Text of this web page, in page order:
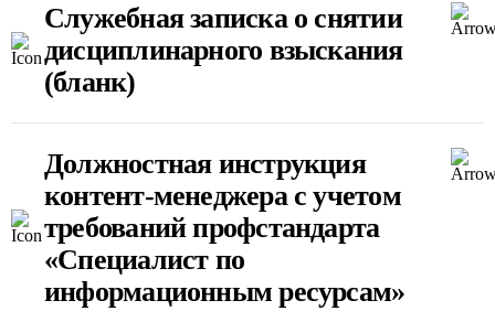
Служебная записка о снятии
дисциплинарного взыскания
(бланк)
Должностная инструкция
контент-менеджера с учетом
требований профстандарта
«Специалист по
информационным ресурсам»